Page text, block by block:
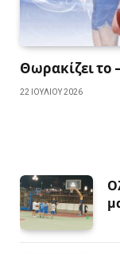
Θωρακίζει το
22 ΙΟΥΛΊΟΥ 2026